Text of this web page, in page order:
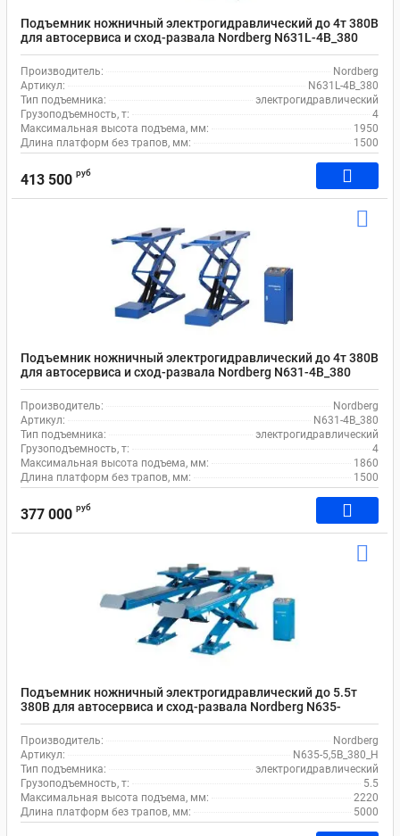
Подъемник ножничный электрогидравлический до 4т 380В
для автосервиса и сход-развала Nordberg N631L-4B_380
Производитель:
Nordberg
Артикул:
N631L-4B_380
Тип подъемника:
электрогидравлический
Грузоподъемность, т:
4
Максимальная высота подъема, мм:
1950
Длина платформ без трапов, мм:
1500
413 500 руб
Подъемник ножничный электрогидравлический до 4т 380В
для автосервиса и сход-развала Nordberg N631-4B_380
Производитель:
Nordberg
Артикул:
N631-4B_380
Тип подъемника:
электрогидравлический
Грузоподъемность, т:
4
Максимальная высота подъема, мм:
1860
Длина платформ без трапов, мм:
1500
377 000 руб
Подъемник ножничный электрогидравлический до 5.5т
380В для автосервиса и сход-развала Nordberg N635-
5,5B_380_H
Производитель:
Nordberg
Артикул:
N635-5,5B_380_H
Тип подъемника:
электрогидравлический
Грузоподъемность, т:
5.5
Максимальная высота подъема, мм:
2220
Длина платформ без трапов, мм:
5000